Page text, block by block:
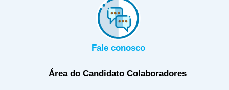
Fale conosco
Área do Candidato Colaboradores